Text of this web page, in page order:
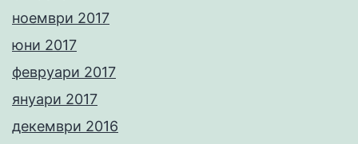
ноември 2017
юни 2017
февруари 2017
януари 2017
декември 2016